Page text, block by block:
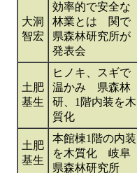
大洞
智宏
効率的で安全な
林業とは 関で
県森林研究所が
発表会
土肥
基生
ヒノキ、スギで
温かみ 県森林
研、1階内装を木
質化
土肥
基生
本館棟1階の内装
を木質化 岐阜
県森林研究所